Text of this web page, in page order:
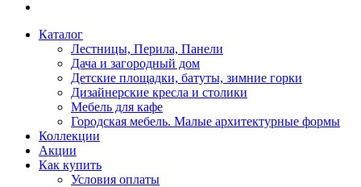
Каталог
Лестницы, Перила, Панели
Дача и загородный дом
Детские площадки, батуты, зимние горки
Дизайнерские кресла и столики
Мебель для кафе
Городская мебель. Малые архитектурные формы
Коллекции
Акции
Как купить
Условия оплаты